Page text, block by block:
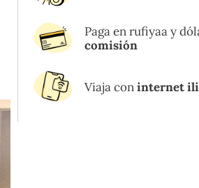
Paga en rufiyaa y
comisión
Viaja coninternet